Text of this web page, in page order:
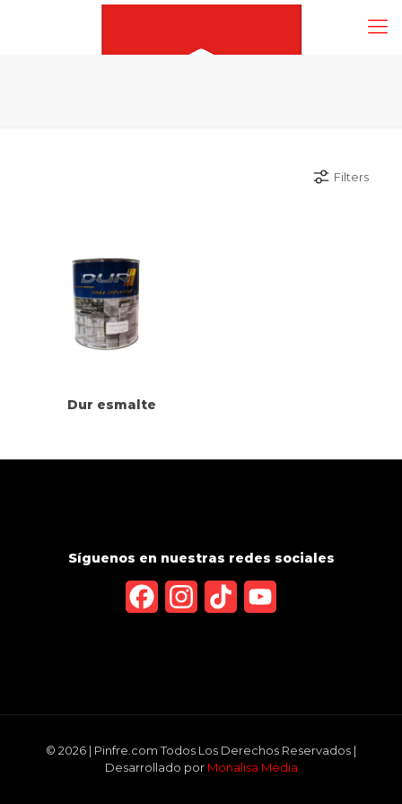
Filters
Dur esmalte
Síguenos en nuestras redes sociales
FacebookInstagram
TikTok
© 2026 | Pinfre.com Todos Los Derechos Reservados |
Desarrollado por Monalisa Media